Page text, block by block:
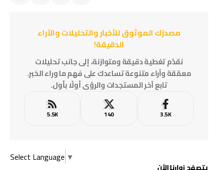
مصدرُك الموثوق للأخبار والتحليلات والآراء
الدقيقة!
نقدّم تغطية دقيقة ومتوازنة، إلى جانب تحليلات
معمّقة وآراء متنوعة تساعدك على فهم ما وراء الخبر.
تابع آخر المستجدات والرؤى أولًا بأول.
3.5K
140
5.5K
Select Language ▼